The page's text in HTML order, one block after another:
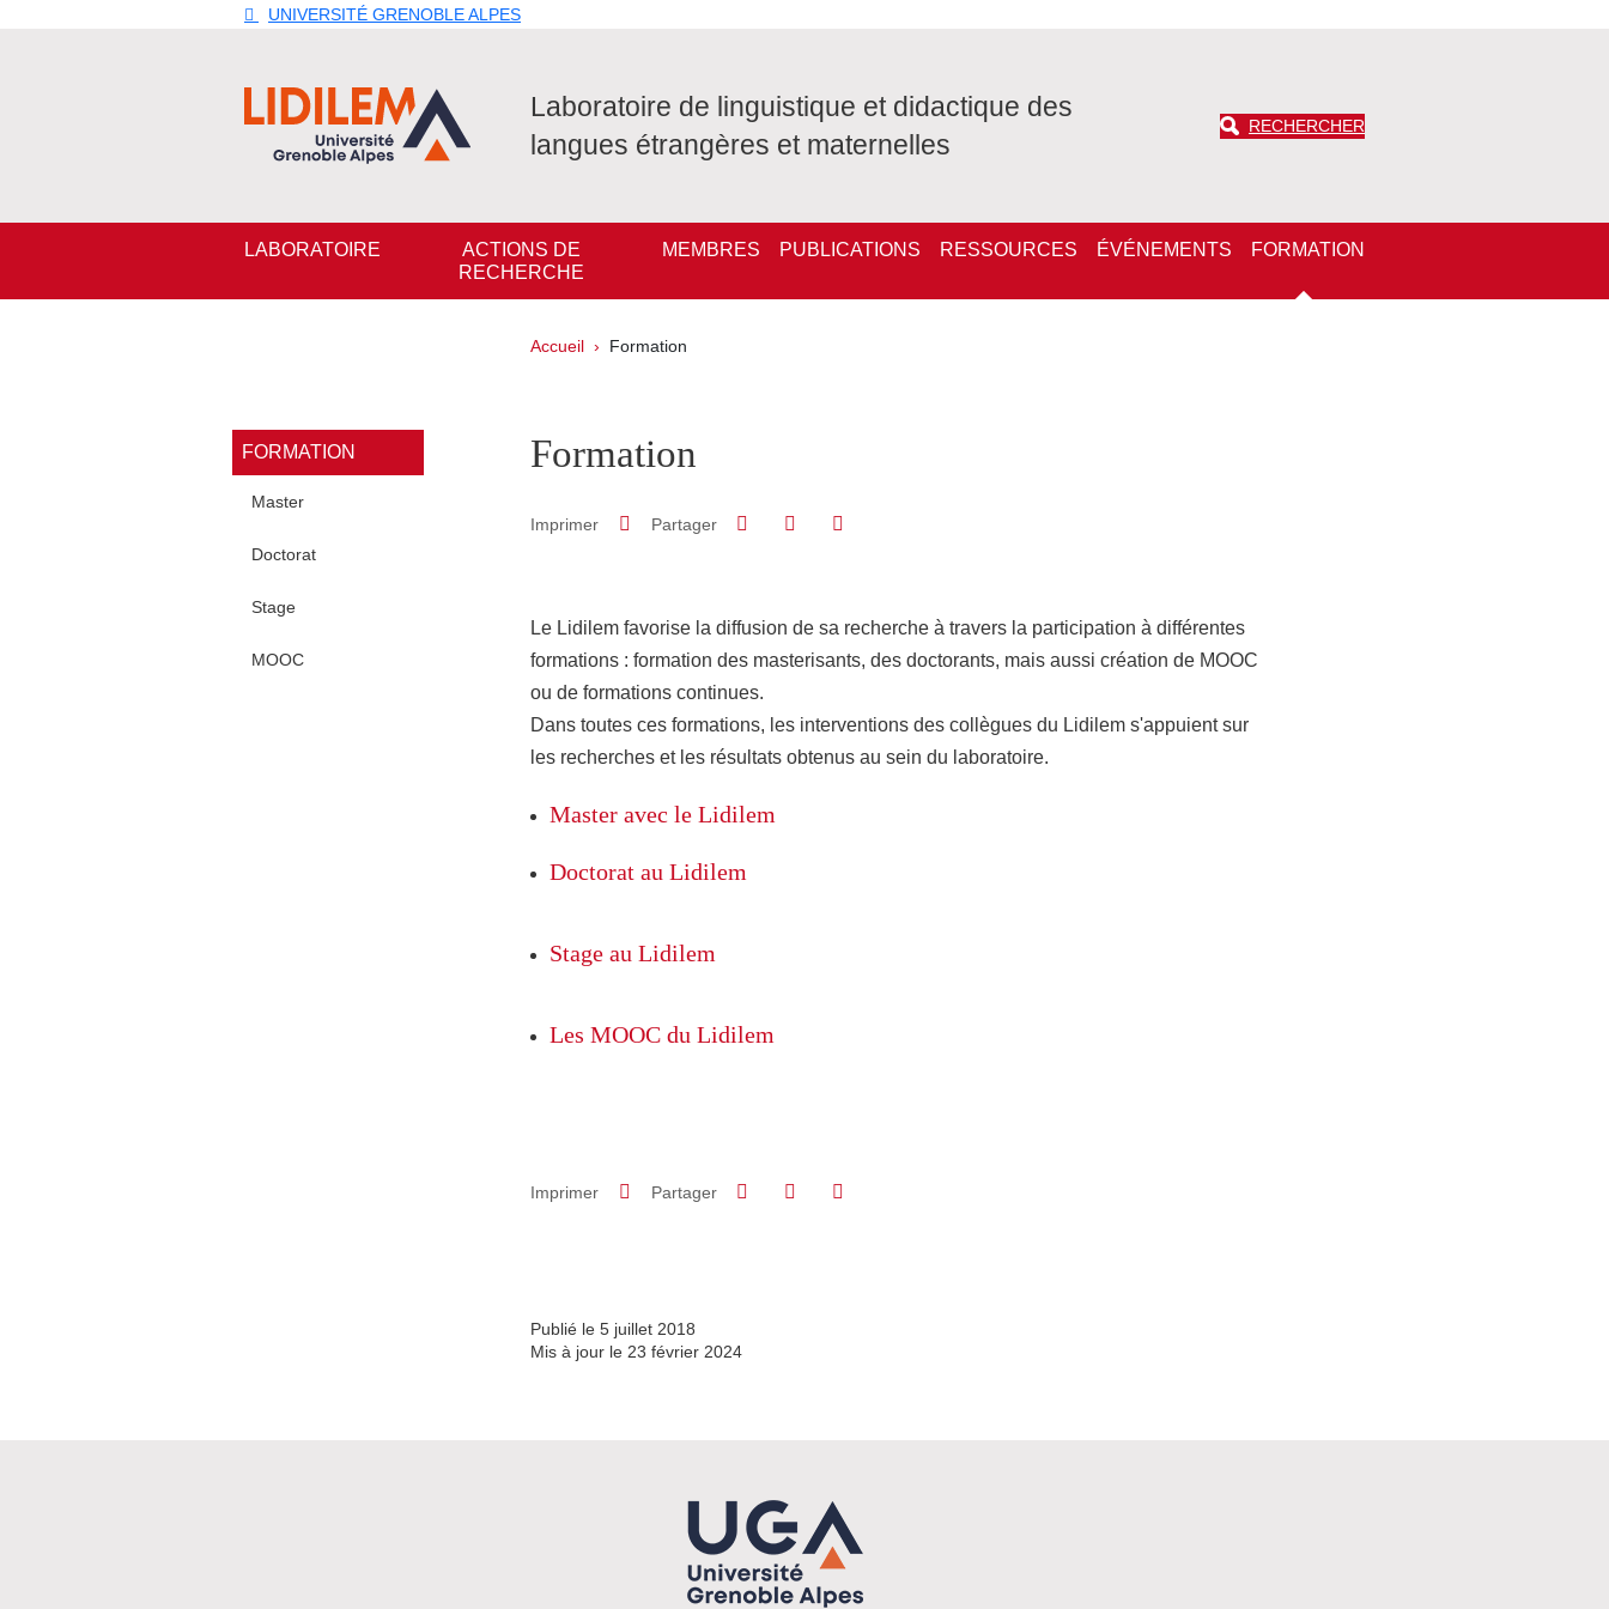
UNIVERSITÉ GRENOBLE ALPES
Laboratoire de linguistique et didactique des
langues étrangères et maternelles
RECHERCHER
Navigation principale
LABORATOIRE
ACTIONS DE
RECHERCHE
MEMBRES PUBLICATIONS RESSOURCES ÉVÉNEMENTS FORMATION
Fil d'Ariane
Accueil Formation
Navigation principale Sidebar
FORMATION
Master
Doctorat
Stage
MOOC
Formation
Imprimer Partager Partager sur Facebook
Partager sur LinkedIn
Le Lidilem favorise la diffusion de sa recherche à travers la participation à différentes
formations : formation des masterisants, des doctorants, mais aussi création de MOOC
ou de formations continues.
Dans toutes ces formations, les interventions des collègues du Lidilem s'appuient sur
les recherches et les résultats obtenus au sein du laboratoire.
Master avec le Lidilem
Doctorat au Lidilem
Stage au Lidilem
Les MOOC du Lidilem
Imprimer Partager Partager sur Facebook
Partager sur LinkedIn
Publié le 5 juillet 2018
Mis à jour le 23 février 2024